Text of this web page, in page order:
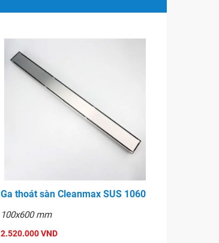
Ga thoát sàn Cleanmax SUS 1060
100x600 mm
2.520.000 VND